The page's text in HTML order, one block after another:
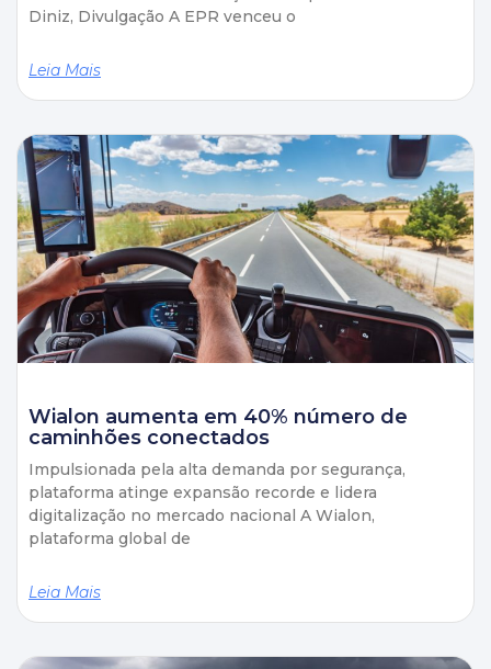
Diniz, Divulgação A EPR venceu o
Leia Mais
Wialon aumenta em 40% número de
caminhões conectados
Impulsionada pela alta demanda por segurança,
plataforma atinge expansão recorde e lidera
digitalização no mercado nacional A Wialon,
plataforma global de
Leia Mais